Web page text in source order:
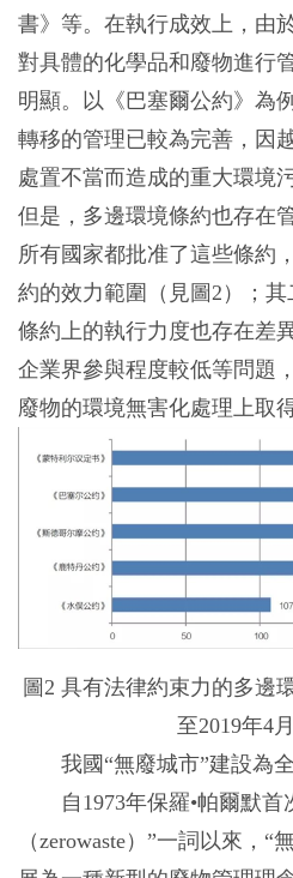
書》等。在執行成效上，由
對具體的化學品和廢物進行
明顯。以《巴塞爾公約》為
轉移的管理已較為完善，因
處置不當而造成的重大環境
但是，多邊環境條約也存在
所有國家都批准了這些條約
約的效力範圍（見圖2）；
條約上的執行力度也存在差
企業界參與程度較低等問題
廢物的環境無害化處理上取
圖2 具有法律約束力的多邊
至2019年4月
我國“無廢城市”建設為全
自1973年保羅•帕爾默首
（zerowaste）”一詞以來，